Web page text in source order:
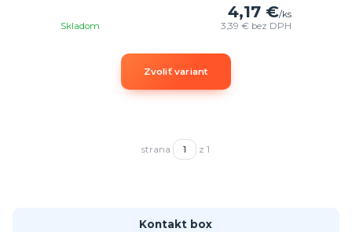
4,17 €/ks
3,39 € bez DPH
Skladom
Zvoliť variant
strana z 1
Kontakt box